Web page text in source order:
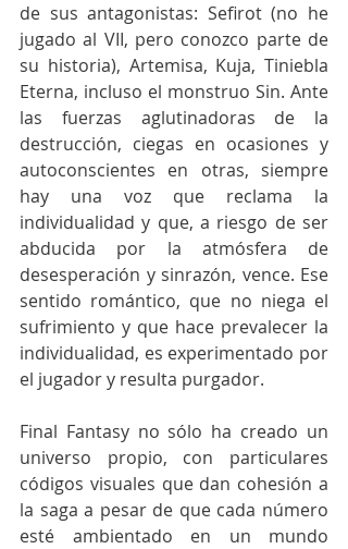
de sus antagonistas: Sefirot (no he
jugado al VII, pero conozco parte de
su historia), Artemisa, Kuja, Tiniebla
Eterna, incluso el monstruo Sin. Ante
las fuerzas aglutinadoras de la
destrucción, ciegas en ocasiones y
autoconscientes en otras, siempre
hay una voz que reclama la
individualidad y que, a riesgo de ser
abducida por la atmósfera de
desesperación y sinrazón, vence. Ese
sentido romántico, que no niega el
sufrimiento y que hace prevalecer la
individualidad, es experimentado por
el jugador y resulta purgador.
Final Fantasy no sólo ha creado un
universo propio, con particulares
códigos visuales que dan cohesión a
la saga a pesar de que cada número
esté ambientado en un mundo